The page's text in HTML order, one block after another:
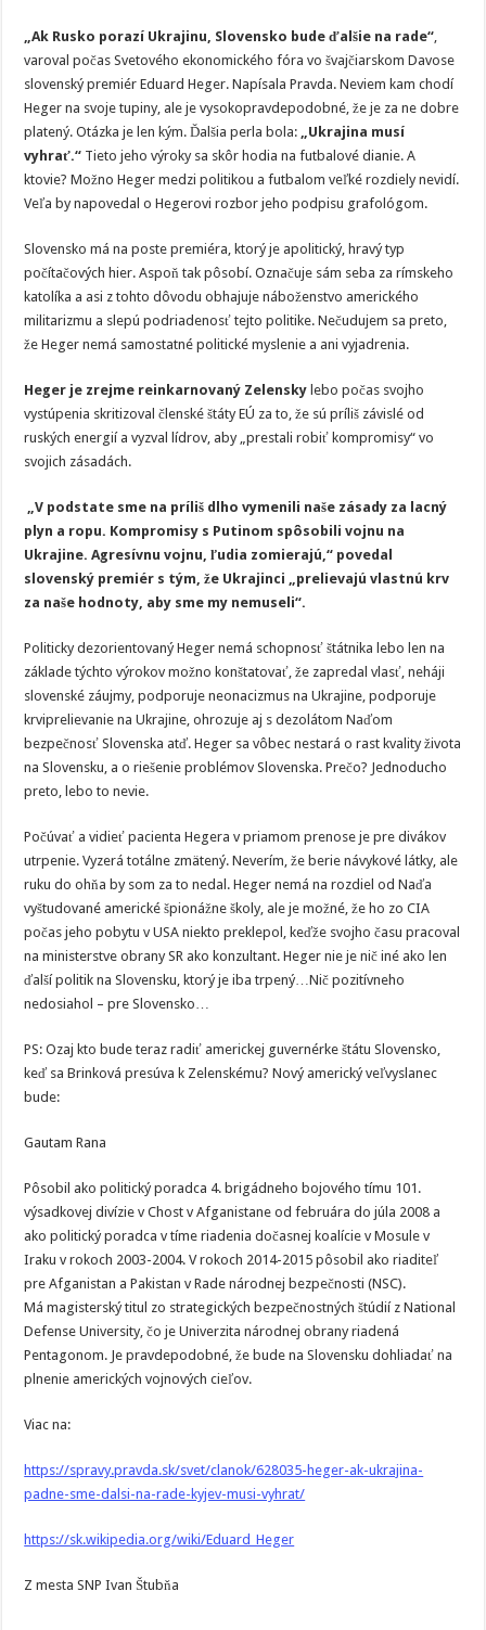
„Ak Rusko porazí Ukrajinu, Slovensko bude ďalšie na rade“,
varoval počas Svetového ekonomického fóra vo švajčiarskom Davose
slovenský premiér Eduard Heger. Napísala Pravda. Neviem kam chodí
Heger na svoje tupiny, ale je vysokopravdepodobné, že je za ne dobre
platený. Otázka je len kým. Ďalšia perla bola: „Ukrajina musí
vyhrať.“ Tieto jeho výroky sa skôr hodia na futbalové dianie. A
ktovie? Možno Heger medzi politikou a futbalom veľké rozdiely nevidí.
Veľa by napovedal o Hegerovi rozbor jeho podpisu grafológom.
Slovensko má na poste premiéra, ktorý je apolitický, hravý typ
počítačových hier. Aspoň tak pôsobí. Označuje sám seba za rímskeho
katolíka a asi z tohto dôvodu obhajuje náboženstvo amerického
militarizmu a slepú podriadenosť tejto politike. Nečudujem sa preto,
že Heger nemá samostatné politické myslenie a ani vyjadrenia.
Heger je zrejme reinkarnovaný Zelensky lebo počas svojho
vystúpenia skritizoval členské štáty EÚ za to, že sú príliš závislé od
ruských energií a vyzval lídrov, aby „prestali robiť kompromisy“ vo
svojich zásadách.
„V podstate sme na príliš dlho vymenili naše zásady za lacný
plyn a ropu. Kompromisy s Putinom spôsobili vojnu na
Ukrajine. Agresívnu vojnu, ľudia zomierajú,“ povedal
slovenský premiér s tým, že Ukrajinci „prelievajú vlastnú krv
za naše hodnoty, aby sme my nemuseli“.
Politicky dezorientovaný Heger nemá schopnosť štátnika lebo len na
základe týchto výrokov možno konštatovať, že zapredal vlasť, neháji
slovenské záujmy, podporuje neonacizmus na Ukrajine, podporuje
krviprelievanie na Ukrajine, ohrozuje aj s dezolátom Naďom
bezpečnosť Slovenska atď. Heger sa vôbec nestará o rast kvality života
na Slovensku, a o riešenie problémov Slovenska. Prečo? Jednoducho
preto, lebo to nevie.
Počúvať a vidieť pacienta Hegera v priamom prenose je pre divákov
utrpenie. Vyzerá totálne zmätený. Neverím, že berie návykové látky, ale
ruku do ohňa by som za to nedal. Heger nemá na rozdiel od Naďa
vyštudované americké špionážne školy, ale je možné, že ho zo CIA
počas jeho pobytu v USA niekto preklepol, keďže svojho času pracoval
na ministerstve obrany SR ako konzultant. Heger nie je nič iné ako len
ďalší politik na Slovensku, ktorý je iba trpený…Nič pozitívneho
nedosiahol – pre Slovensko…
PS: Ozaj kto bude teraz radiť americkej guvernérke štátu Slovensko,
keď sa Brinková presúva k Zelenskému? Nový americký veľvyslanec
bude:
Gautam Rana
Pôsobil ako politický poradca 4. brigádneho bojového tímu 101.
výsadkovej divízie v Chost v Afganistane od februára do júla 2008 a
ako politický poradca v tíme riadenia dočasnej koalície v Mosule v
Iraku v rokoch 2003-2004. V rokoch 2014-2015 pôsobil ako riaditeľ
pre Afganistan a Pakistan v Rade národnej bezpečnosti (NSC).
Má magisterský titul zo strategických bezpečnostných štúdií z National
Defense University, čo je Univerzita národnej obrany riadená
Pentagonom. Je pravdepodobné, že bude na Slovensku dohliadať na
plnenie amerických vojnových cieľov.
Viac na:
https://spravy.pravda.sk/svet/clanok/628035-heger-ak-ukrajina-
padne-sme-dalsi-na-rade-kyjev-musi-vyhrat/
https://sk.wikipedia.org/wiki/Eduard_Heger
Z mesta SNP Ivan Štubňa